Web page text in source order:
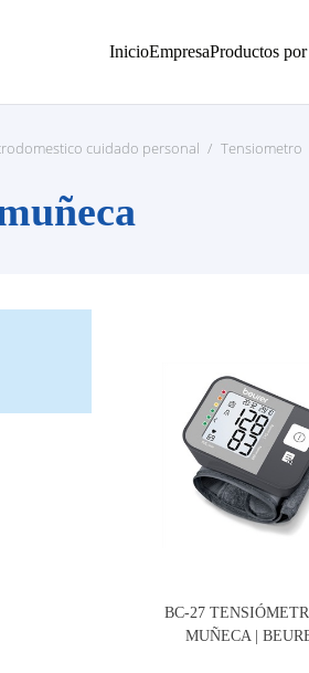
InicioEmpresaProductos por
cuidado personal / Tensiometro
BC-27
MUÑECA |